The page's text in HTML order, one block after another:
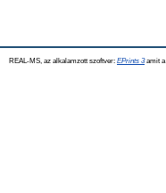
REAL-MS, az alkalamzott szoftver: EPrints 3amit a